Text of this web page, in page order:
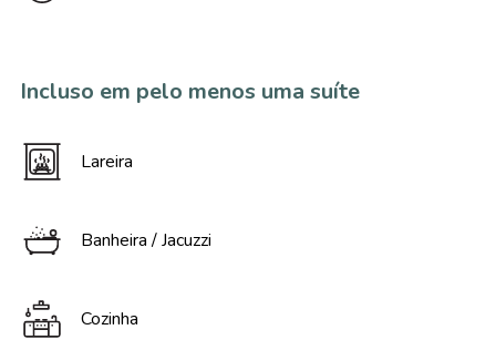
Incluso em pelo menos uma suíte
Lareira
Banheira / Jacuzzi
Cozinha